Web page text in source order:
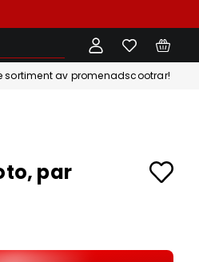
Sök
sortiment av promenadscootrar!
par